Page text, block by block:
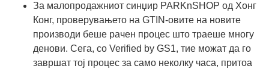
За малопродажниот синџир PARKnSHOP од Хонг
Конг, проверувањето на GTIN-овите на новите
производи беше рачен процес што траеше многу
денови. Сега, со Verified by GS1, тие можат да го
завршат тој процес за само неколку часа, притоа